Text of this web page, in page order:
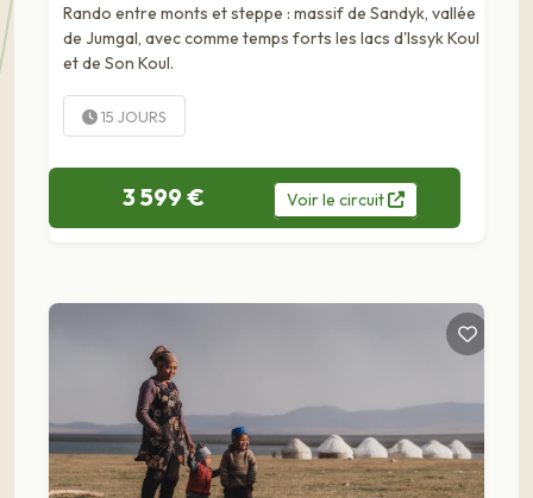
Rando entre monts et steppe : massif de Sandyk, vallée
de Jumgal, avec comme temps forts les lacs d'Issyk Koul
et de Son Koul.
15 JOURS
3 599 € Voirle circuit